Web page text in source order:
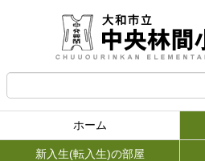
ホーム
新入生(転入生)の部屋